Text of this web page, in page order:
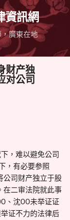
資訊網
廣東在地
财产独
对公司
，难以避免公司
，有必要参照
公司财产独立于股
在二审法院就此事
、沈OO未举证证
证不力的法律后